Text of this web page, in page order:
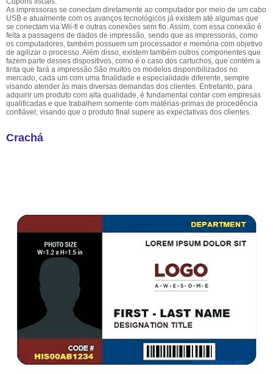
As impressoras se conectam diretamente ao computador por meio de um cabo
USB e atualmente com os avanços tecnológicos já existem até algumas que
se conectam via Wii-fi e outras conexões sem fio. Assim, com essa conexão é
feita a passagens de dados de impressão, sendo que as impressoras, como
os computadores, também possuem um processador e memória com objetivo
de agilizar o processo. Além disso, existem também outros componentes que
fazem parte desses dispositivos, como é o caso dos cartuchos, que contém a
tinta que fará a impressão.São muitos os modelos disponibilizados no
mercado, cada um com uma finalidade e especialidade diferente, sempre
visando atender às mais diversas demandas dos clientes. Entretanto, para
adquirir um produto com alta qualidade, é fundamental contar com empresas
qualificadas e que trabalhem somente com matérias-primas de procedência
confiável, visando que o produto final supere as expectativas dos clientes.
Crachá